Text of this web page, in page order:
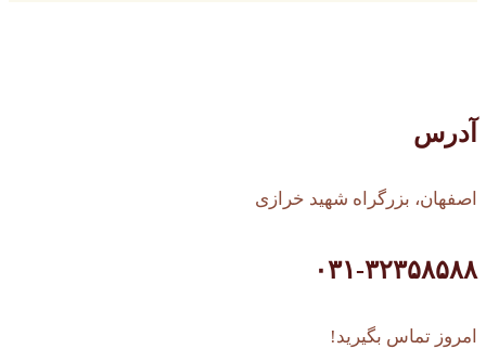
آدرس
اصفهان، بزرگراه شهید خرازی
۰۳۱-۳۲۳۵۸۵۸۸
امروز تماس بگیرید!